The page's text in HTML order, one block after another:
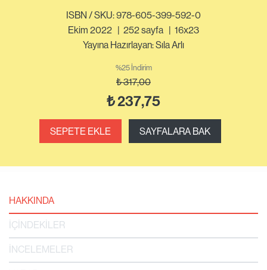
ISBN / SKU: 978-605-399-592-0
Ekim 2022 | 252sayfa | 16x23
Yayına Hazırlayan: Sıla Arlı
%25 İndirim
₺317,00
₺237,75
SEPETE EKLE SAYFALARA BAK
HAKKINDA
İÇİNDEKİLER
İNCELEMELER